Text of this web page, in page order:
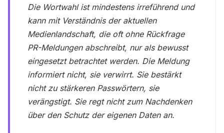
Die Wortwahl ist mindestens irreführend und
kann mit Verständnis der aktuellen
Medienlandschaft, die oft ohne Rückfrage
PR-Meldungen abschreibt, nur als bewusst
eingesetzt betrachtet werden. Die Meldung
informiert nicht, sie verwirrt. Sie bestärkt
nicht zu stärkeren Passwörtern, sie
verängstigt. Sie regt nicht zum Nachdenken
über den Schutz der eigenen Daten an.